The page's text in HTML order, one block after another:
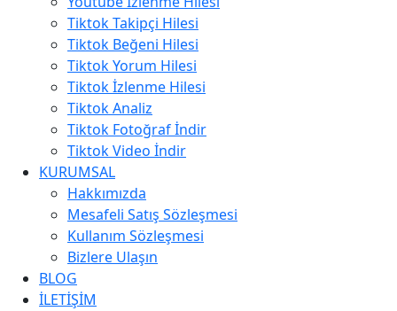
Tiktok Takipçi Hilesi
Tiktok Beğeni Hilesi
Tiktok Yorum Hilesi
Tiktok İzlenme Hilesi
Tiktok Analiz
Tiktok Fotoğraf İndir
Tiktok Video İndir
KURUMSAL
Hakkımızda
Mesafeli Satış Sözleşmesi
Kullanım Sözleşmesi
Bizlere Ulaşın
BLOG
İLETİŞİM